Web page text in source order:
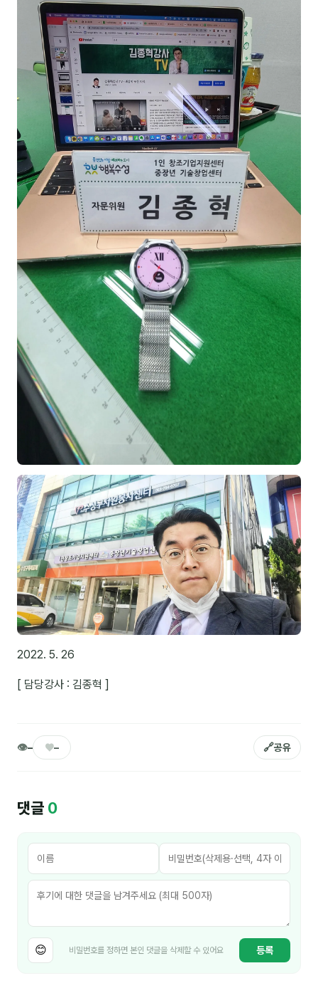
은종성
이상미
이미루
이옥겸
임아라
전승빈
조은아
진나하
최지혜
홍은표
후기
대면교육 후기
담당자·교육생 피드백
고객사 레퍼런스
온라인강의 수강 후기
AI입문
AI툴
전체 도구
미팅·보고
재무·계약
일정
용어사전
2022. 5. 26
[ 담당강사 : 김종혁 ]
👁– ♥– 🔗공유
댓글 0
😊 비밀번호를 정하면 본인 댓글을 삭제할 수 있어요 등록